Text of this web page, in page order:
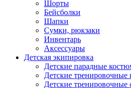
Шорты
Бейсболки
Шапки
Сумки, рюкзаки
Инвентарь
Аксессуары
Детская экипировка
Детские парадные
Детские
Детские тренировочные